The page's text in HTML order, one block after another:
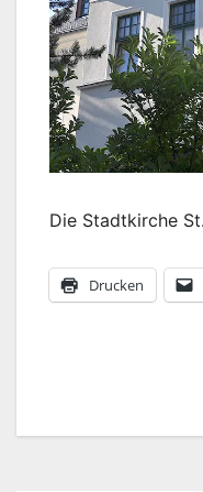
Die Stadtkirche
Drucken